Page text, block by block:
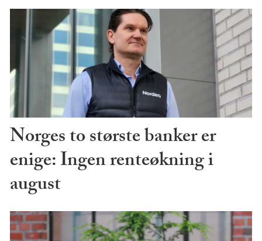
Norges to største banker er
enige: Ingen renteøkning i
august